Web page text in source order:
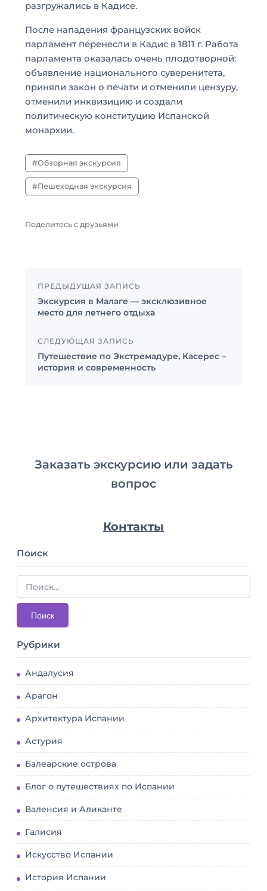
разгружались в Кадисе.
После нападения французских войск
парламент перенесли в Кадис в 1811 г. Работа
парламента оказалась очень плодотворной:
объявление национального суверенитета,
приняли закон о печати и отменили цензуру,
отменили инквизицию и создали
политическую конституцию Испанской
монархии.
Обзорная экскурсия
Пешеходная экскурсия
Поделитесь с друзьями
ПРЕДЫДУЩАЯ ЗАПИСЬ
Экскурсия в Малаге — эксклюзивное
место для летнего отдыха
СЛЕДУЮЩАЯ ЗАПИСЬ
Путешествие по Экстремадуре, Касерес –
история и современность
Заказать экскурсию или задать
вопрос
Контакты
Поиск
Рубрики
Андалусия
Арагон
Архитектура Испании
Астурия
Балеарские острова
Блог о путешествиях по Испании
Валенсия и Аликанте
Галисия
Искусство Испании
История Испании